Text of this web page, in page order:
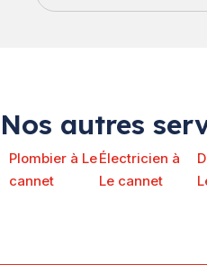
Nos autres
Plombier à Le
cannet
Électricien à
Le cannet